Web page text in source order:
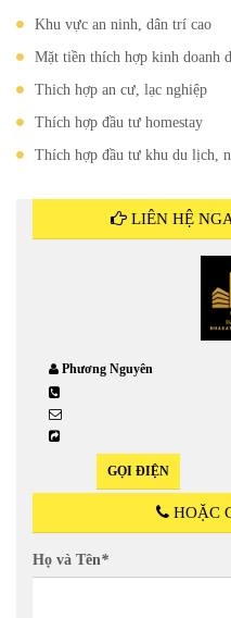
Khu vực an ninh, dân trí cao
Mặt tiền thích hợp kinh doanh
Thich hợp an cư, lạc nghiệp
Thích hợp đầu tư homestay
Thích hợp đầu tư khu du lịch,
LIÊN HỆ
Phương Nguyên
GỌI ĐIỆN
HOẶC
Họ và Tên*